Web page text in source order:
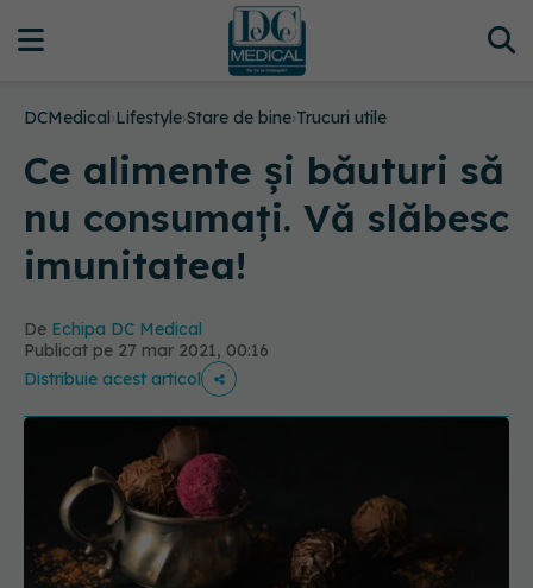
DCMedical›Lifestyle›Stare de bine›Trucuri utile
Ce alimente și băuturi să
nu consumați. Vă slăbesc
imunitatea!
De Echipa DC Medical
Publicat pe 27 mar 2021, 00:16
Distribuie acest articol